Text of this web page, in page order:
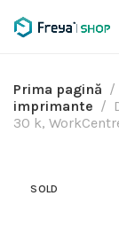
Prima pagină
imprimante
30 k,
SOLD